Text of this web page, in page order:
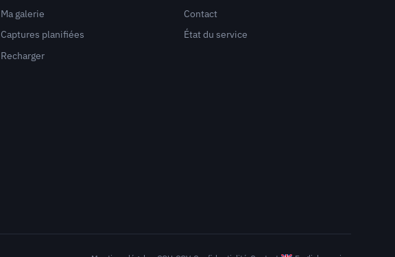
Ma galerie
Captures planifiées
Recharger
Contact
État du service